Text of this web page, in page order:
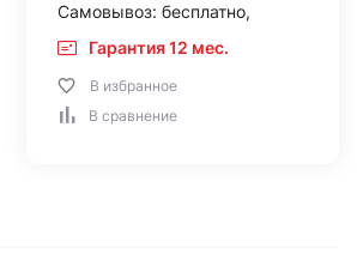
Самовывоз: бесплатно,
Гарантия 12 мес.
В избранное
В сравнение